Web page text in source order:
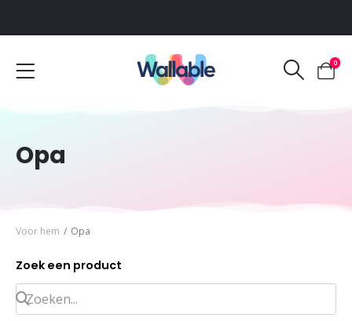
Voor 12:00 uur besteld, dezelfde werkdag verzonden
0
Opa
Voor hem / Opa
Zoek een product